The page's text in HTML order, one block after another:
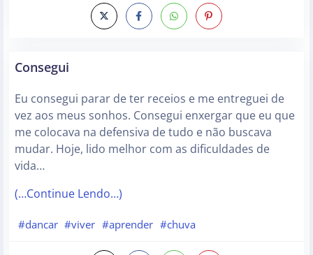
Consegui
Eu consegui parar de ter receios e me entreguei de
vez aos meus sonhos. Consegui enxergar que eu que
me colocava na defensiva de tudo e não buscava
mudar. Hoje, lido melhor com as dificuldades de
vida…
(…Continue Lendo…)
#dancar #viver #aprender #chuva